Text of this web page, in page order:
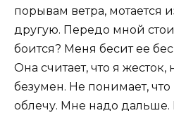
порывам ветра, мотается
другую. Передо мной
боится? Меня бесит ее
Она считает, что я
безумен. Не понимает,
облечу. Мне надо